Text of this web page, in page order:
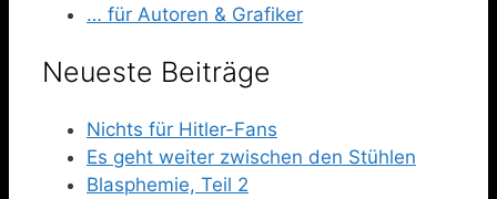
… für Autoren & Grafiker
Neueste Beiträge
Nichts für Hitler-Fans
Es geht weiter zwischen den Stühlen
Blasphemie, Teil 2